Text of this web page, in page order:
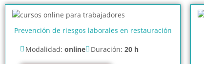
Prevención de riesgos laborales en restauración
Modalidad: online Duración: 20 h